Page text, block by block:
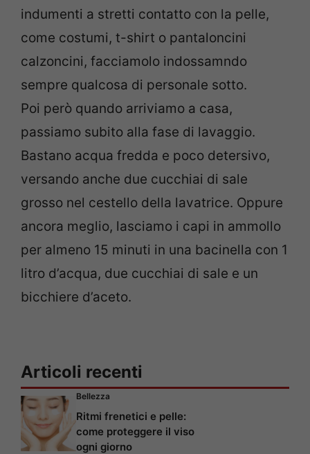
indumenti a stretti contatto con la pelle,
come costumi, t-shirt o pantaloncini
calzoncini, facciamolo indossamndo
sempre qualcosa di personale sotto.
Poi però quando arriviamo a casa,
passiamo subito alla fase di lavaggio.
Bastano acqua fredda e poco detersivo,
versando anche due cucchiai di sale
grosso nel cestello della lavatrice. Oppure
ancora meglio, lasciamo i capi in ammollo
per almeno 15 minuti in una bacinella con 1
litro d’acqua, due cucchiai di sale e un
bicchiere d’aceto.
Articoli recenti
Bellezza
Ritmi frenetici e pelle:
come proteggere il viso
ogni giorno